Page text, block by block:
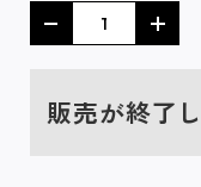
販売が終了